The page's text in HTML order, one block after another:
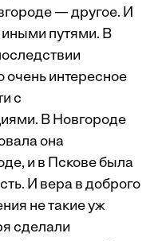
— другое. И
путями. В
очень интересное
с
В Новгороде
она
и в Пскове была
И вера в доброго
не такие уж
сделали